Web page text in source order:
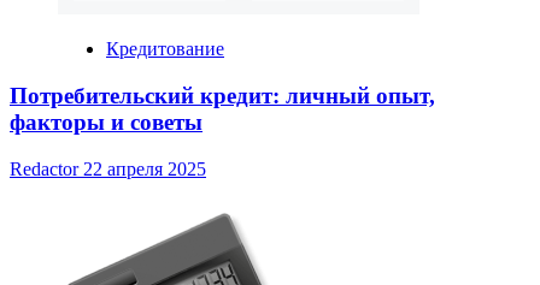
Кредитование
Потребительский кредит: личный опыт,
факторы и советы
Redactor 22 апреля 2025